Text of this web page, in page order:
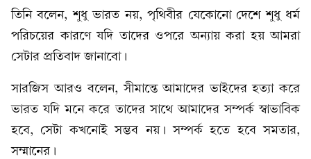
তিনি বলেন, শুধু ভারত নয়, পৃথিবীর যেকোনো দেশে শুধু ধর্ম
পরিচয়ের কারণে যদি তাদের ওপরে অন্যায় করা হয় আমরা
সেটার প্রতিবাদ জানাবো।
সারজিস আরও বলেন, সীমান্তে আমাদের ভাইদের হত্যা করে
ভারত যদি মনে করে তাদের সাথে আমাদের সম্পর্ক স্বাভাবিক
হবে, সেটা কখনোই সম্ভব নয়। সম্পর্ক হতে হবে সমতার,
সম্মানের।